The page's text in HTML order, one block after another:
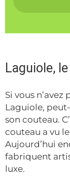
Laguiole,
Si vous
Laguiole,
son couteau.
couteau a vu
Aujourd’hui
fabriquent
luxe.